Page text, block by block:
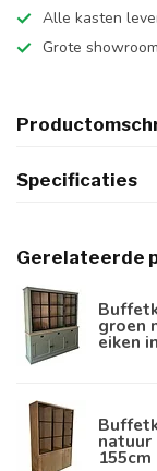
Alle kasten
Grote
Specificaties
Gerelateerde
groen
eiken
natuur
155cm